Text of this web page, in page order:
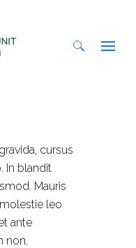
cursus
In blandit
Mauris
leo
ante
non,